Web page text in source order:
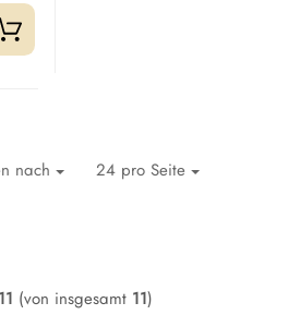
nach 24 pro Seite
11 (von insgesamt 11)